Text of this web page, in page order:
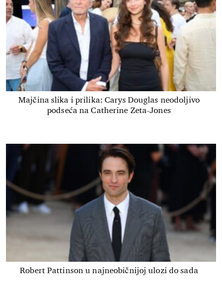
Majčina slika i prilika: Carys Douglas neodoljivo
podseća na Catherine Zeta-Jones
Robert Pattinson u najneobičnijoj ulozi do sada